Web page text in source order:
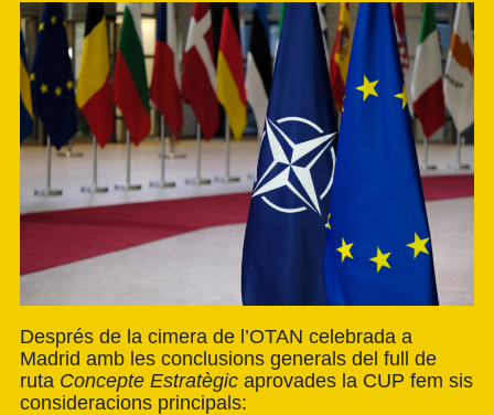
Després de la cimera de l’OTAN celebrada a
Madrid amb les conclusions generals del full de
ruta Concepte Estratègic aprovades la CUP fem sis
consideracions principals: